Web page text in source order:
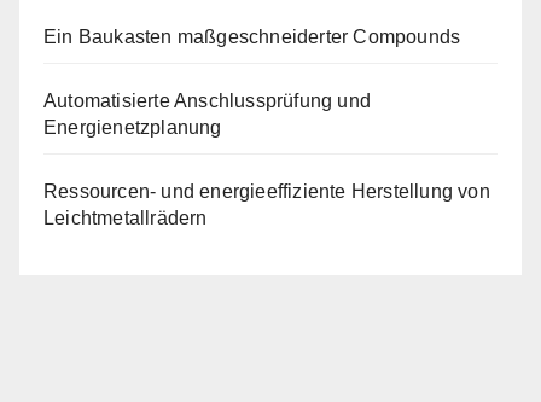
Ein Baukasten maßgeschneiderter Compounds
Automatisierte Anschlussprüfung und
Energienetzplanung
Ressourcen- und energieeffiziente Herstellung von
Leichtmetallrädern